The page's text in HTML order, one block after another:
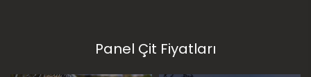
Panel Çit Fiyatları